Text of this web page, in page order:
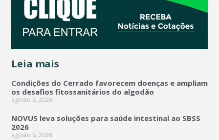
Leia mais
Condições do Cerrado favorecem doenças e ampliam
os desafios fitossanitários do algodão
agosto 6, 2026
NOVUS leva soluções para saúde intestinal ao SBSS
2026
agosto 6, 2026